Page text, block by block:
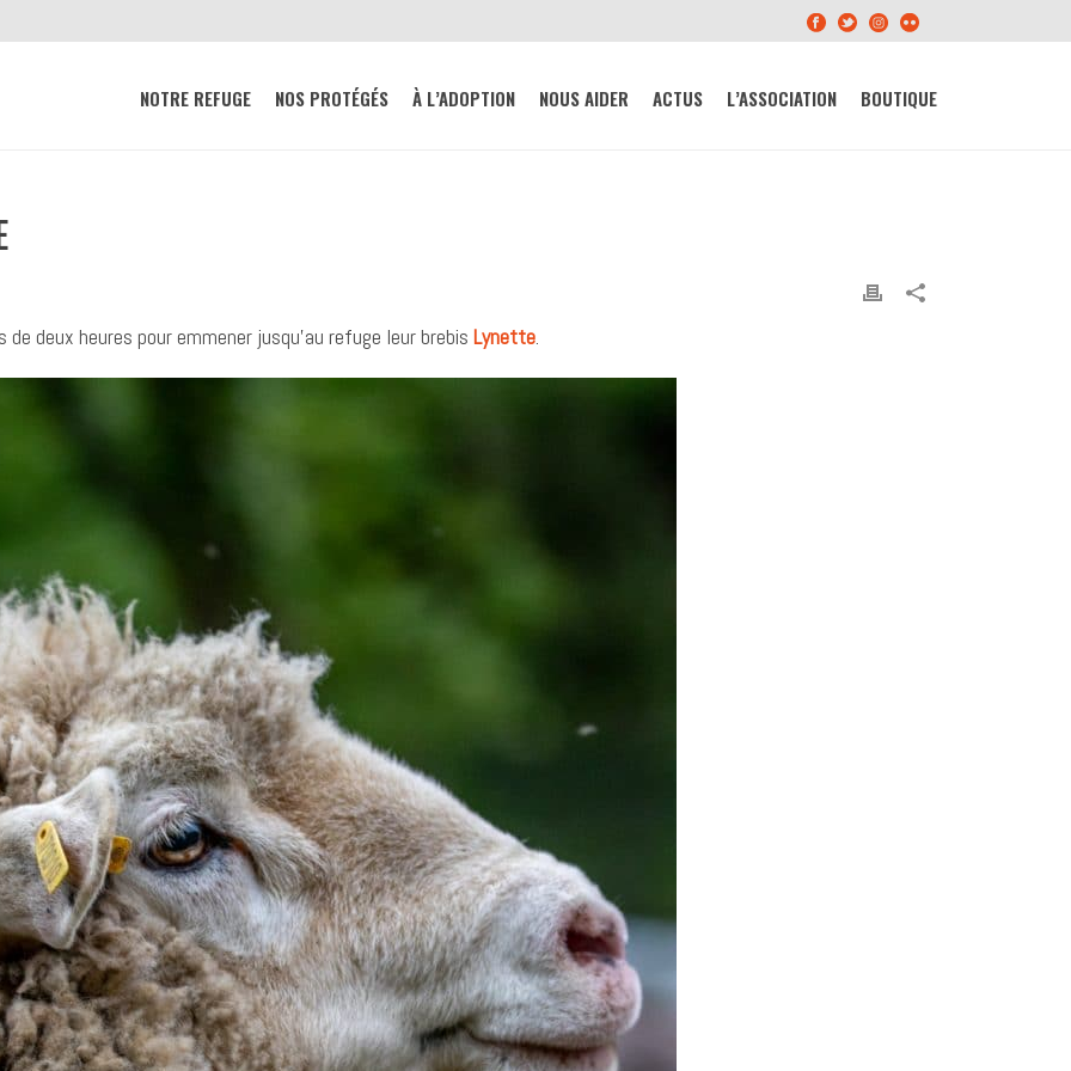
NOTRE REFUGE NOS PROTÉGÉS À L’ADOPTION NOUS AIDER ACTUS L’ASSOCIATION BOUTIQUE
deux heures pour emmener jusqu’au refuge leur brebis Lynette.